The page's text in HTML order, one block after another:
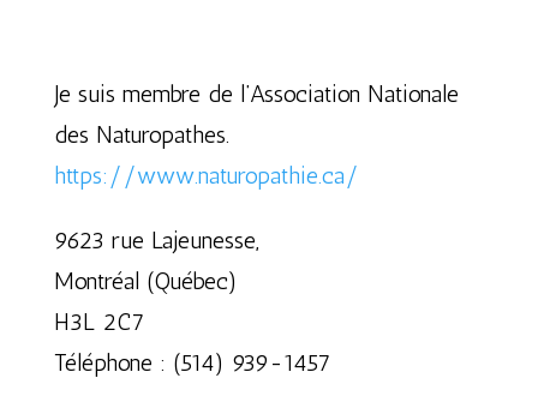
Je suis membre de l’Association Nationale
des Naturopathes.
https://www.naturopathie.ca/
9623 rue Lajeunesse,
Montréal (Québec)
H3L 2C7
Téléphone : (514) 939-1457